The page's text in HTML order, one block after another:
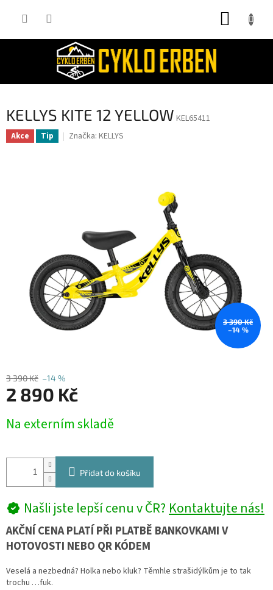
KELLYS KITE 12 YELLOW KEL65411
Akce Tip Značka: KELLYS
3 390 Kč
–14 %
3 390 Kč –14 %
2 890 Kč
cena:
Na externím skladě
Přidat do košíku
Našli jste lepší cenu v ČR?Kontaktujte nás!
AKČNÍ CENA PLATÍ PŘI PLATBĚ BANKOVKAMI V
HOTOVOSTI NEBO QR KÓDEM
Veselá a nezbedná? Holka nebo kluk? Těmhle strašidýlkům je to tak
trochu …fuk.